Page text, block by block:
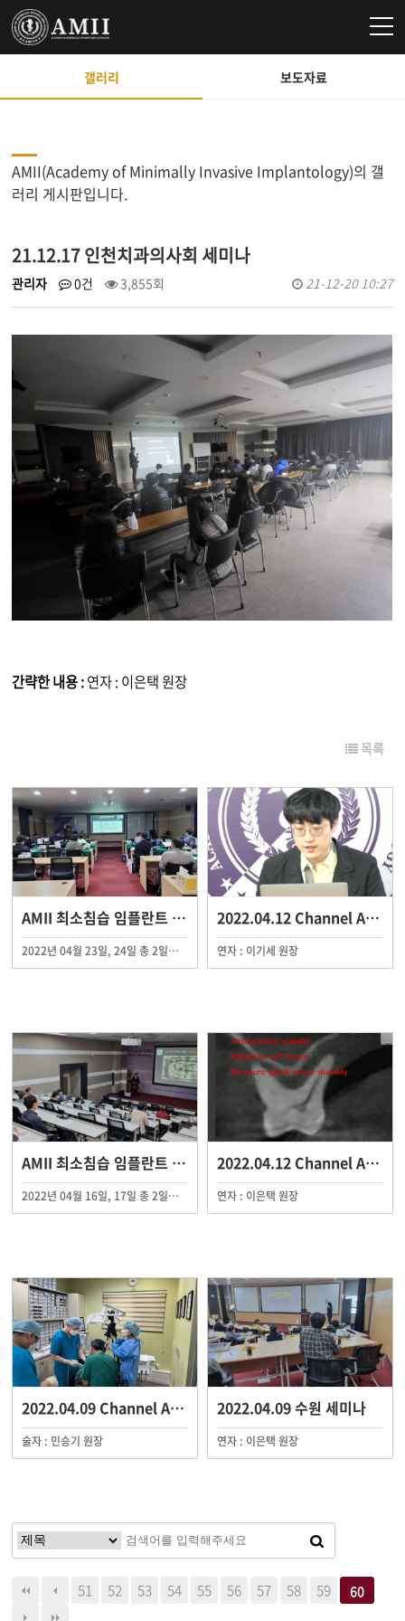
갤러리 보도자료
AMII(Academy of Minimally Invasive Implantology)의 갤
러리 게시판입니다.
21.12.17 인천치과의사회 세미나
관리자 0건 3,855회 21-12-20 10:27
간략한 내용 :연자 : 이은택 원장
목록
AMII 최소침습 임플란트 제62기 연수 수료
2022년 04월 23일, 24일 총 2일에 걸쳐 AMII 최소침습 임플란트 제62기 연수회가 AMII 부산 임상교육원 외 지역임상교육원에서 진행되었습니다.
2022.04.12 Channel AMII Live S…
연자 : 이기세 원장
AMII 최소침습 임플란트 정규플러스 연수회
2022년 04월 16일, 17일 총 2일에 걸쳐 AMII 최소침습 임플란트 정규플러스 연수회가 AMI 전국 임상교육원에서 진행되었습니다.
2022.04.12 Channel AMII Live S…
연자 : 이은택 원장
2022.04.09 Channel AMII Live S…
술자 : 민승기 원장
2022.04.09 수원 세미나
연자 : 이은택 원장
51 52 53 54 55 56 57 58 59 60